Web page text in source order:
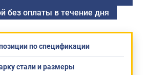
без оплаты в течение дня
по спецификации
стали и размеры